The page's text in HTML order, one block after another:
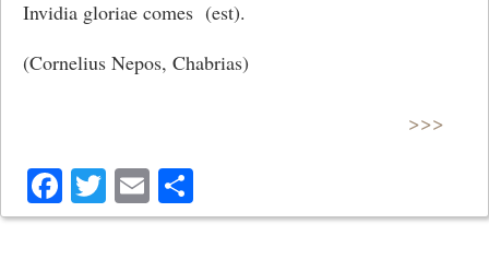
Invidia gloriae comes (est).
(Cornelius Nepos, Chabrias)
>>>
Facebook
Twitter
Email